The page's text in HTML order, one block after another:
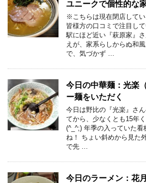
ユニークで個性的な
※こちらは現在閉店して
皆様方の口コミで注目し
駅にほど近い『萩原家』
えが、家系らしからぬ和
で、気づかず …
今日の中華麺：光楽
ー麺をいただく
今日は野比の『光楽』さ
てから、少なくとも15年
(^_^;) 年季の入っていた
ね！ ちょい斜めから見た
で先 …
今日のラーメン：花